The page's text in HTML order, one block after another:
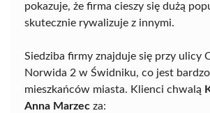
pokazuje, że firma cieszy się dużą
skutecznie rywalizuje z innymi.
Siedziba firmy znajduje się przy ulicy
Norwida 2 w Świdniku, co jest
mieszkańców miasta. Klienci chwalą
Anna Marzec za: